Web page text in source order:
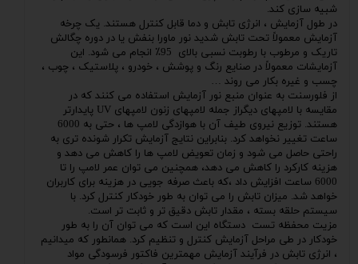
شبیه سازی کند.
در طول آزمایش ، انرژی تابش و دما قابل کنترل هستند. یک چرخه
آزمایش معمولاً تحت تابش شدید نور ماورا بنفش یا در دوره چگالش
تاریک و مرطوب با رطوبت نسبی بالای 95٪ انجام می شود. این
آزمایشات معمولاً در صنایع رنگ و پوشش ، خودرو ، پلاستیک ، چوب ،
چسب و غیره بکار می روند …
از فلورسنت به عنوان منبع نور آزمایش استفاده می کنند که در
مقایسه با لامپهای دیگراز جمله لامپهای زنون لامپهای UV پایدارتر
هستند. توزیع نیروی طیف آن با هوازدگی لامپ ها ، حتی به 6000
ساعت تغییر نخواهد کرد. بنابراین نتایج آزمایش تکرار شونده تری به
راحتی حاصل می شود و زمان تعویض لامپ ها را کاهش می دهد و
هزینه کارکرد را کاهش می دهد، همچنین می توان عمر لامپ را تا
6000 ساعت افزایش داد ،که باعث صرفه جویی در هزینه برای کاربران
خواهد شد. میزان تابش را می توان به طور خودکار کنترل کرد. با
سیستم حلقه بسته ، مقدار تابش دقیق تر و ثابت تر است.
مزیت محفظه تست دستگاه این است که می توان آن را به طور
خودکار در طی مراحل آزمایش کنترل و تنظیم کرد. همانطور که میدانیم
، انرژی تابش در فرآیند آزمایش مهمترین فاکتور فرسودگی مواد